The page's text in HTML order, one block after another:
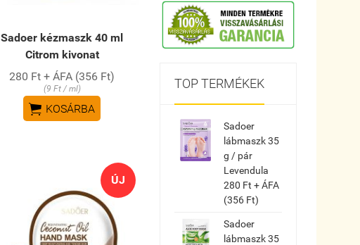
Sadoer kézmaszk 40 ml
Citrom kivonat
280 Ft + ÁFA (356 Ft)
(9 Ft / ml)
 KOSÁRBA
ÚJ
TOP TERMÉKEK
Sadoer
lábmaszk 35
g / pár
Levendula
280 Ft + ÁFA
(356 Ft)
Sadoer
lábmaszk 35